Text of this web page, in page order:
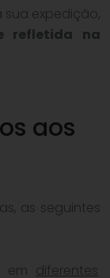
expedição,
refletida na
aos
as seguintes
em diferentes